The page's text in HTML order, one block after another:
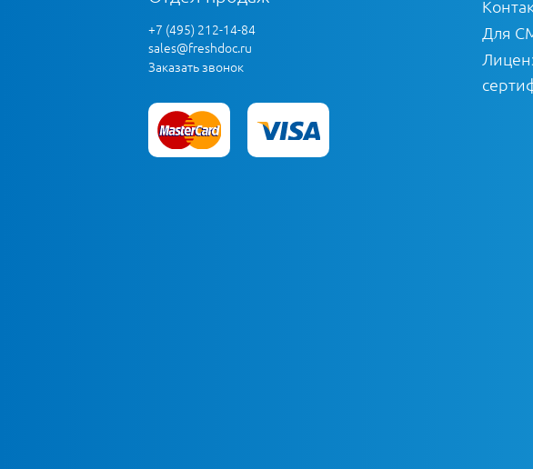
+7 (495) 212-14-84
sales@freshdoc.ru
Заказать звонок
Для